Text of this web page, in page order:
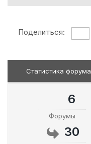
Поделиться:
Статистика форума
6
Форумы
30